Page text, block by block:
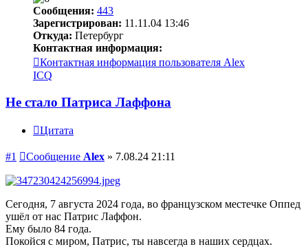
Сообщения: 443
Зарегистрирован: 11.11.04 13:46
Откуда: Петербург
Контактная информация:
Контактная информация пользователя Alex
ICQ
Не стало Патриса Лаффона
Цитата
#1 Сообщение Alex » 7.08.24 21:11
Сегодня, 7 августа 2024 года, во французском местечке Оппед
ушёл от нас Патрис Лаффон.
Ему было 84 года.
Покойся с миром, Патрис, ты навсегда в наших сердцах.